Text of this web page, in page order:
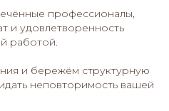
профессионалы,
и удовлетворенность
работой.
и бережём структурную
неповторимость вашей